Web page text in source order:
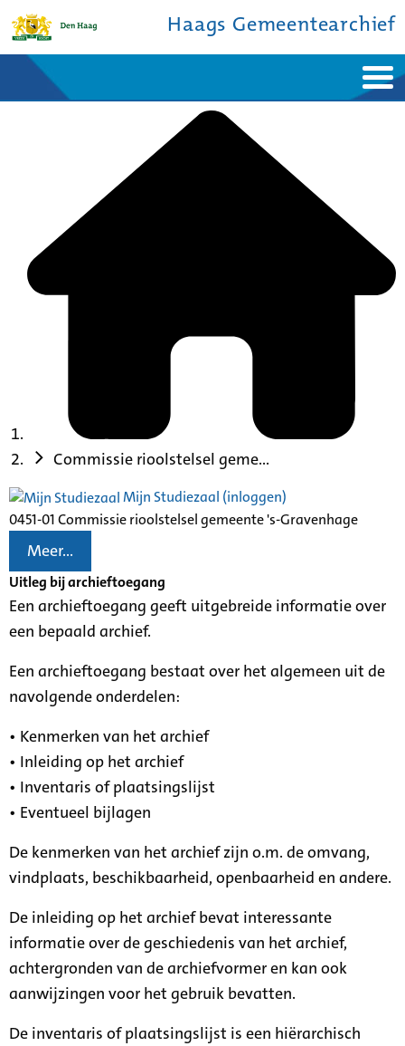
Haags Gemeentearchief
Bronnen en collecties
Commissie rioolstelsel geme...
Mijn Studiezaal (inloggen)
0451-01 Commissie rioolstelsel gemeente 's-Gravenhage
Meer...
Uitleg bij archieftoegang
Een archieftoegang geeft uitgebreide informatie over
een bepaald archief.
Een archieftoegang bestaat over het algemeen uit de
navolgende onderdelen:
• Kenmerken van het archief
• Inleiding op het archief
• Inventaris of plaatsingslijst
• Eventueel bijlagen
De kenmerken van het archief zijn o.m. de omvang,
vindplaats, beschikbaarheid, openbaarheid en andere.
De inleiding op het archief bevat interessante
informatie over de geschiedenis van het archief,
achtergronden van de archiefvormer en kan ook
aanwijzingen voor het gebruik bevatten.
De inventaris of plaatsingslijst is een hiërarchisch